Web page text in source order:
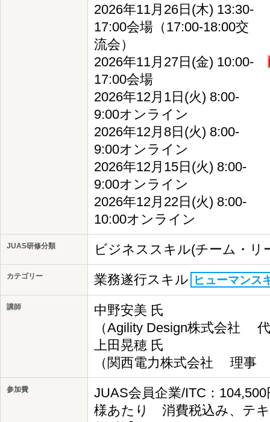
2026年11月26日(木) 13:30-
17:00会場（17:00-18:00交
流会）
2026年11月27日(金) 10:00-
17:00会場
2026年12月1日(火) 8:00-
9:00オンライン
2026年12月8日(火) 8:00-
9:00オンライン
2026年12月15日(火) 8:00-
9:00オンライン
2026年12月22日(火) 8:00-
10:00オンライン
JUAS研修分類 ビジネススキル(チーム・リ
カテゴリー 業務遂行スキル ヒューマンス
講師
中野安美 氏
（Agility Design株式会社
上田晃穂 氏
（関西電力株式会社 理事
参加費
JUAS会員企業/ITC：
様あたり 消費税込み、テ